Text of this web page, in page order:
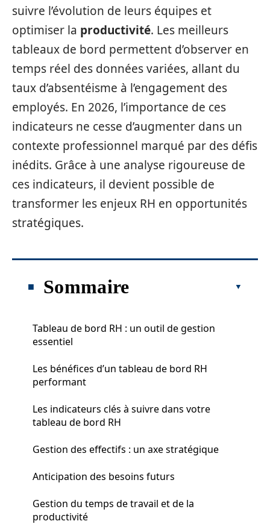
suivre l’évolution de leurs équipes et
optimiser la productivité. Les meilleurs
tableaux de bord permettent d’observer en
temps réel des données variées, allant du
taux d’absentéisme à l’engagement des
employés. En 2026, l’importance de ces
indicateurs ne cesse d’augmenter dans un
contexte professionnel marqué par des défis
inédits. Grâce à une analyse rigoureuse de
ces indicateurs, il devient possible de
transformer les enjeux RH en opportunités
stratégiques.
Sommaire
Tableau de bord RH : un outil de gestion
essentiel
Les bénéfices d’un tableau de bord RH
performant
Les indicateurs clés à suivre dans votre
tableau de bord RH
Gestion des effectifs : un axe stratégique
Anticipation des besoins futurs
Gestion du temps de travail et de la
productivité